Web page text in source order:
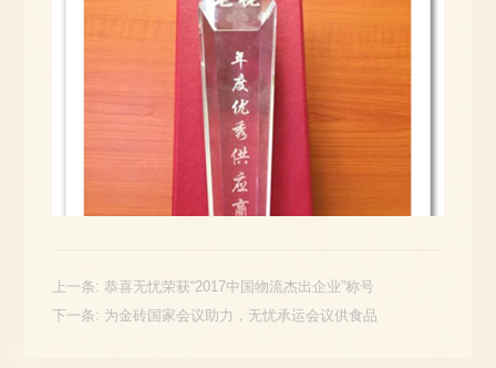
上一条: 恭喜无忧荣获“2017中国物流杰出企业”称号
下一条: 为金砖国家会议助力，无忧承运会议供食品